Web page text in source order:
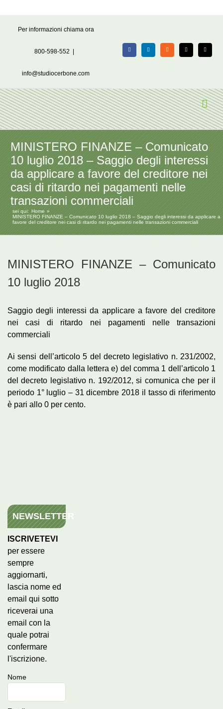
Per informazioni chiama ora
800-598-552
info@studiocerbone.com
FacebookLinkedIn Rss X Email
MINISTERO FINANZE – Comunicato
10 luglio 2018 – Saggio degli interessi
da applicare a favore del creditore nei
casi di ritardo nei pagamenti nelle
transazioni commerciali
sei qui:
Home
MINISTERO FINANZE – Comunicato 10 luglio 2018 – Saggio degli interessi da applicare a
favore del creditore nei casi di ritardo nei pagamenti nelle transazioni commerciali
MINISTERO FINANZE – Comunicato
10 luglio 2018
Saggio degli interessi da applicare a favore del creditore
nei casi di ritardo nei pagamenti nelle transazioni
commerciali
Ai sensi dell’articolo 5 del decreto legislativo n. 231/2002,
come modificato dalla lettera e) del comma 1 dell’articolo 1
del decreto legislativo n. 192/2012, si comunica che per il
periodo 1° luglio – 31 dicembre 2018 il tasso di riferimento
è pari allo 0 per cento.
NEWSLETTER
ISCRIVETEVI
per essere
sempre
aggiornarti,
lascia nome ed
email qui sotto
riceverai una
email con la
quale potrai
confermare
l'iscrizione.
Nome